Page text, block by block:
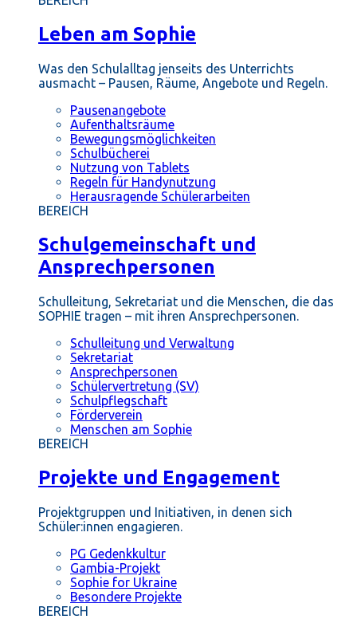
Leben am Sophie
Was den Schulalltag jenseits des Unterrichts
ausmacht – Pausen, Räume, Angebote und Regeln.
Pausenangebote
Aufenthaltsräume
Bewegungsmöglichkeiten
Schulbücherei
Nutzung von Tablets
Regeln für Handynutzung
Herausragende Schülerarbeiten
BEREICH
Schulgemeinschaft und
Ansprechpersonen
Schulleitung, Sekretariat und die Menschen, die das
SOPHIE tragen – mit ihren Ansprechpersonen.
Schulleitung und Verwaltung
Sekretariat
Ansprechpersonen
Schülervertretung (SV)
Schulpflegschaft
Förderverein
Menschen am Sophie
BEREICH
Projekte und Engagement
Projektgruppen und Initiativen, in denen sich
Schüler:innen engagieren.
PG Gedenkkultur
Gambia-Projekt
Sophie for Ukraine
Besondere Projekte
BEREICH